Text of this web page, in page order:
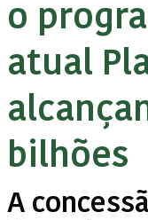
o
atual
bilhões
A